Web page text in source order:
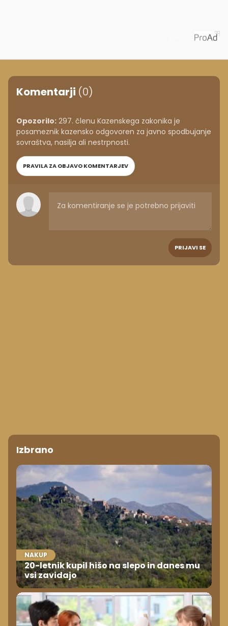
Komentarji (0)
Opozorilo: 297. členu Kazenskega zakonika je
posameznik kazensko odgovoren za javno spodbujanje
sovraštva, nasilja ali nestrpnosti.
PRAVILA ZA OBJAVO KOMENTARJEV
PRIJAVI SE
Izbrano
NAKUP
20-letnik kupil hišo na slepo in danes mu
vsi zavidajo